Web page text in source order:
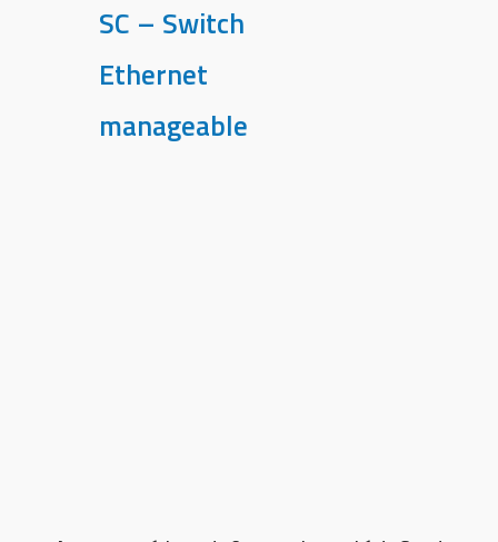
SC – Switch
Ethernet
manageable